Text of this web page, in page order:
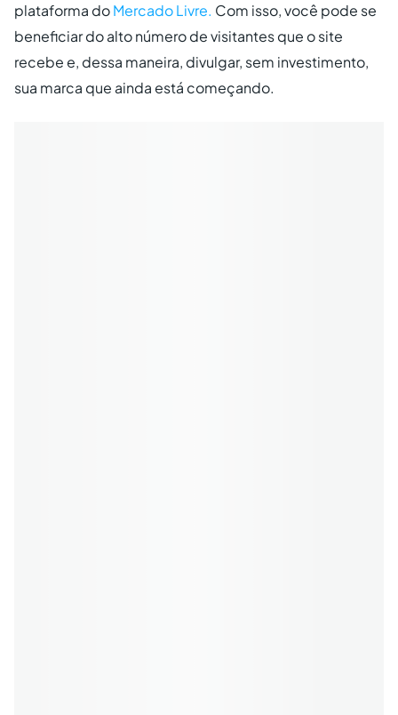
plataforma doMercado Livre. Com isso, você pode se
beneficiar do alto número de visitantes que o site
recebe e, dessa maneira, divulgar, sem investimento,
sua marca que ainda está começando.